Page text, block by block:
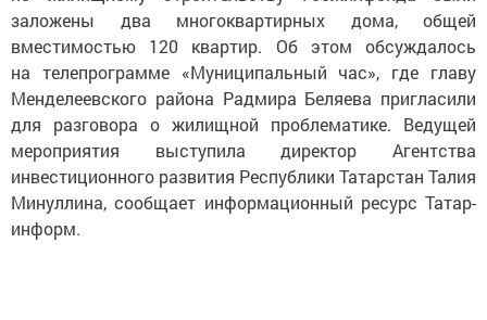
заложены два многоквартирных дома, общей
вместимостью 120 квартир. Об этом обсуждалось
на телепрограмме «Муниципальный час», где главу
Менделеевского района Радмира Беляева пригласили
для разговора о жилищной проблематике. Ведущей
мероприятия выступила директор Агентства
инвестиционного развития Республики Татарстан Талия
Минуллина, сообщает информационный ресурс Татар-
информ.